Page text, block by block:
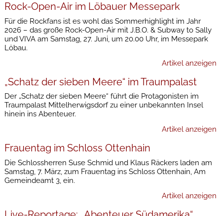
Rock-Open-Air im Löbauer Messepark
Für die Rockfans ist es wohl das Sommerhighlight im Jahr
2026 – das große Rock-Open-Air mit J.B.O. & Subway to Sally
und VIVA am Samstag, 27. Juni, um 20.00 Uhr, im Messepark
Löbau.
Artikel anzeigen
„Schatz der sieben Meere“ im Traumpalast
Der „Schatz der sieben Meere“ führt die Protagonisten im
Traumpalast Mittelherwigsdorf zu einer unbekannten Insel
hinein ins Abenteuer.
Artikel anzeigen
Frauentag im Schloss Ottenhain
Die Schlossherren Suse Schmid und Klaus Räckers laden am
Samstag, 7. März, zum Frauentag ins Schloss Ottenhain, Am
Gemeindeamt 3, ein.
Artikel anzeigen